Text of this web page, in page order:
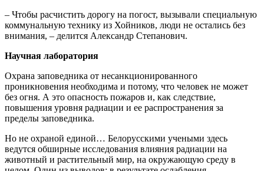
– Чтобы расчистить дорогу на погост, вызывали специальную
коммунальную технику из Хойников, люди не остались без
внимания, – делится Александр Степанович.
Научная лаборатория
Охрана заповедника от несанкционированного
проникновения необходима и потому, что человек не может
без огня. А это опасность пожаров и, как следствие,
повышения уровня радиации и ее распространения за
пределы заповедника.
Но не охраной единой… Белорусскими учеными здесь
ведутся обширные исследования влияния радиации на
животный и растительный мир, на окружающую среду в